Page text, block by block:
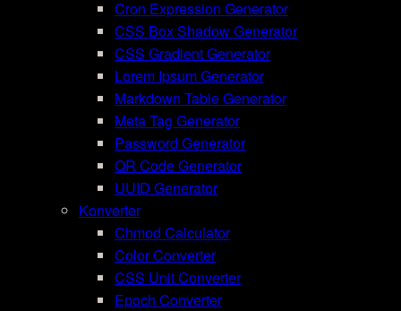
Cron Expression Generator
CSS Box Shadow Generator
CSS Gradient Generator
Lorem Ipsum Generator
Markdown Table Generator
Meta Tag Generator
Password Generator
QR Code Generator
UUID Generator
Konverter
Chmod Calculator
Color Converter
CSS Unit Converter
Epoch Converter